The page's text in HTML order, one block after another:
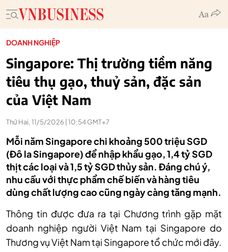
DOANH NGHIỆP
Singapore: Thị trường tiềm năng
tiêu thụ gạo, thuỷ sản, đặc sản
của Việt Nam
Thứ Hai, 11/5/2026 | 10:54 GMT+7
Mỗi năm Singapore chi khoảng 500 triệu SGD
(Đô la Singapore) để nhập khẩu gạo, 1,4 tỷ SGD
thịt các loại và 1,5 tỷ SGD thủy sản. Đáng chú ý,
nhu cầu với thực phẩm chế biến và hàng tiêu
dùng chất lượng cao cũng ngày càng tăng mạnh.
Thông tin được đưa ra tại Chương trình gặp mặt
doanh nghiệp người Việt Nam tại Singapore do
Thương vụ Việt Nam tại Singapore tổ chức mới đây.